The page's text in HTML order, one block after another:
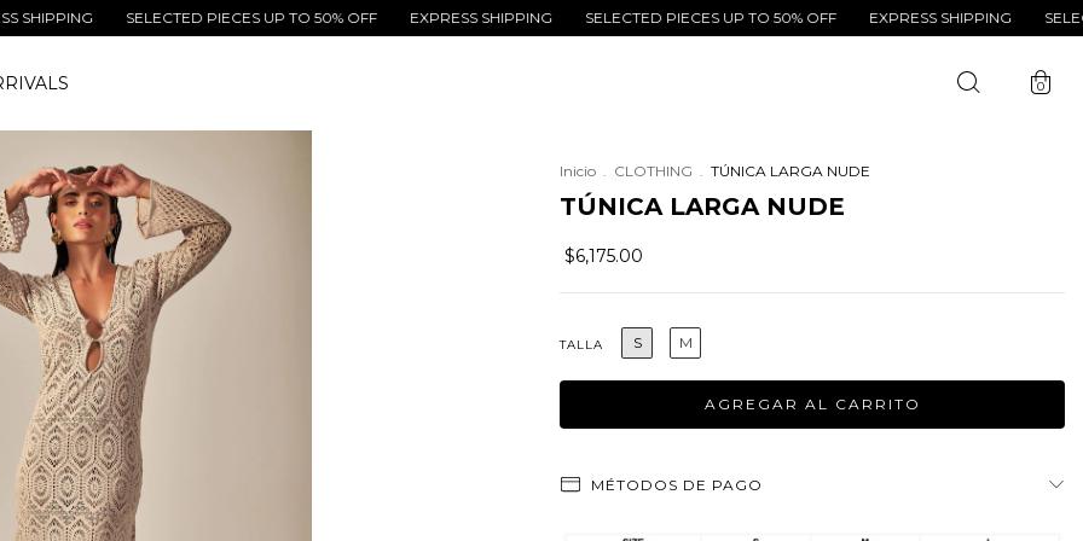
SELECTED PIECES UP TO 50% OFF EXPRESS SHIPPING SELECTED PIECES UP TO 50% OFF EXPRESS SHIPPING SELECTED
0
Inicio CLOTHING TÚNICA LARGA NUDE
TÚNICA LARGA NUDE
$6,175.00
TALLA S M
MÉTODOS DE PAGO